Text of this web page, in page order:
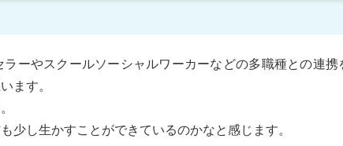
ーやスクールソーシャルワーカーなどの多職種との連携
ます。
少し生かすことができているのかなと感じます。